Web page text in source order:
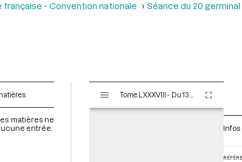
française - Convention nationale
Séance du 20 germinal
matières ne
entrée.
s
Infos